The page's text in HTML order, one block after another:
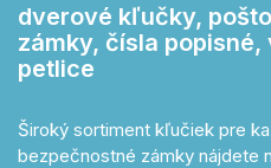
dverové kľučky,
zámky, čísla
petlice
Široký sortiment kľučiek pre
bezpečnostné zámky nájdete